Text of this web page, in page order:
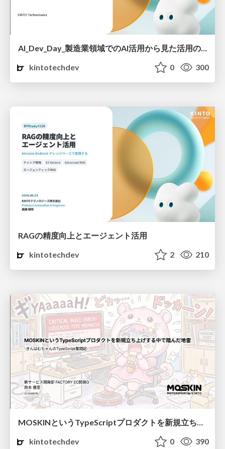
AI_Dev_Day_製造業領域でのAI活用から見た活用の罠と成功に導く実践知.pdf
kintotechdev
0 300
RAGの精度向上とエージェント活用
kintotechdev
2 210
MOSKINというTypeScriptプロダクトを新規立ち上げする中で踏んだ地雷
kintotechdev
0 390